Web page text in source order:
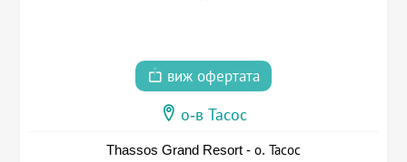
виж офертата
о-в Тасос
Thassos Grand Resort - о. Тасос